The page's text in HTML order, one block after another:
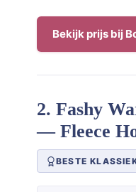
Bekijk prijs bij
2. Fashy
— Fleece
BESTE